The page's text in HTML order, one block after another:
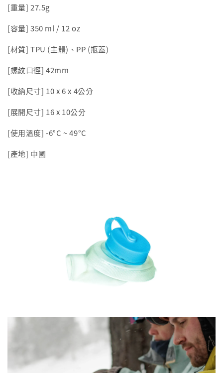
[重量] 27.5g
[容量] 350 ml / 12 oz
[材質] TPU (主體)、PP (瓶蓋)
[螺紋口徑] 42mm
[收納尺寸] 10 x 6 x 4公分
[展開尺寸] 16 x 10公分
[使用溫度] -6°C ~ 49°C
[產地] 中國